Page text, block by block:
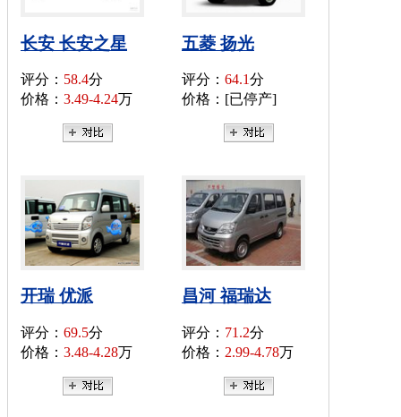
长安 长安之星
评分： 58.4分
价格： 3.49-4.24万
五菱 扬光
评分： 64.1分
价格：[已停产]
开瑞 优派
评分： 69.5分
价格： 3.48-4.28万
昌河 福瑞达
评分： 71.2分
价格： 2.99-4.78万